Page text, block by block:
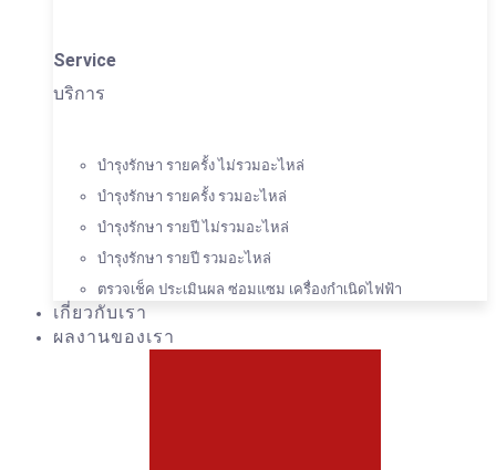
Service
บริการ
บำรุงรักษา รายครั้ง ไม่รวมอะไหล่
บำรุงรักษา รายครั้ง รวมอะไหล่
บำรุงรักษา รายปี ไม่รวมอะไหล่
บำรุงรักษา รายปี รวมอะไหล่
ตรวจเช็ค ประเมินผล ซ่อมแซม เครื่องกำเนิดไฟฟ้า
เกี่ยวกับเรา
ผลงานของเรา